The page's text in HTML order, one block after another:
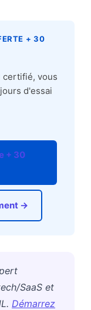
+ 30
certifié, vous
d'essai
+ 30
→
SaaS et
Démarrez